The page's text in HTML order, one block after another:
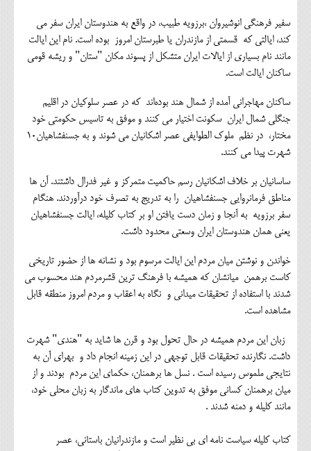
سفیر فرهنگی انوشیروان ،برزویه طبیب، در واقع به هندوستان ایران سفر می
کند، ایالتی که قسمتی از مازندران یا طبرستان امروز بوده است. نام این ایالت
مانند نام بسیاری از ایالات ایران متشکل از پسوند مکان "ستان" و ریشه قومی
ساکنان ایالت است.
ساکنان مهاجرانی آمده از شمال هند بوده‌اند که در عصر سلوکیان در اقلیم
جنگلی شمال ایران سکونت اختیار می کنند و موفق به تاسیس حکومتی خود
شهرت پیدا می کنند.
ساسانیان بر خلاف اشکانیان رسم حاکمیت متمرکز و غیر فدرال داشتند. آن ها
مناطق فرمانروایی جسنفشاهیان را به تدریج به تصرف خود درآوردند. هنگام
سفر برزویه به آنجا و زمان دست یافتن او بر کتاب کلیله، ایالت جسنفشاهیان
یعنی همان هندوستان ایران وسعتی محدود داشت.
خواندن و نوشتن میان مردم این ایالت مرسوم بود و نشانه ها از حضور تاریخی
کاست برهمن میانشان که همیشه با فرهنگ ترین قشرمردم هند محسوب می
شدند با استفاده از تحقیقات میدانی و نگاه به اعقاب و مردم امروز منطقه قابل
مشاهده است.
زبان این مردم همیشه در حال تحول بود و قرن ها شاید به "هندی" شهرت
داشت. نگارنده تحقیقات قابل توجهی در این زمینه انجام داد و بهرای آن به
نتایجی ملموس رسیده است . نسل ها برهمنان، حکمای این مردم بودند و از
میان برهمنان کسانی موفق به تدوین کتاب های ماندگار به زبان محلی خود،
مانند کلیله و دمنه شدند .
کتاب کلیله سیاست نامه ای بی نظیر است و مازندرانیان باستانی، عصر